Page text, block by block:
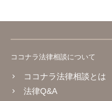
ココナラ法律相談について
ココナラ法律相談とは
法律Q&A